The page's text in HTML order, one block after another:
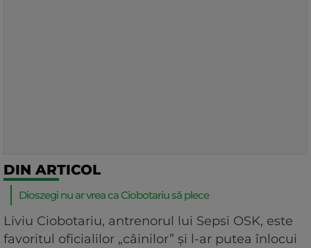
DIN ARTICOL
Dioszegi nu ar vrea ca Ciobotariu să plece
Liviu Ciobotariu, antrenorul lui Sepsi OSK, este
favoritul oficialilor „câinilor” și l-ar putea înlocui